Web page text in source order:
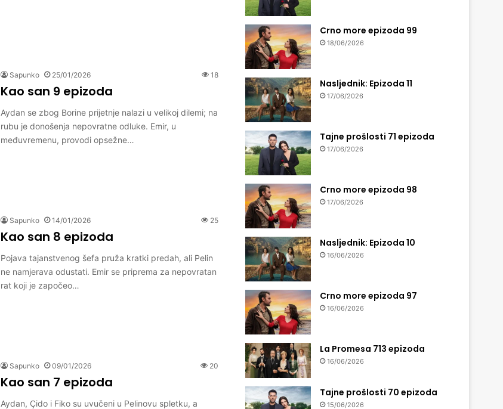
Sapunko 25/01/2026 18
Kao san 9 epizoda
Aydan se zbog Borine prijetnje nalazi u velikoj dilemi; na
rubu je donošenja nepovratne odluke. Emir, u
međuvremenu, provodi opsežne…
Sapunko 14/01/2026 25
Kao san 8 epizoda
Pojava tajanstvenog šefa pruža kratki predah, ali Pelin
ne namjerava odustati. Emir se priprema za nepovratan
rat koji je započeo…
Sapunko 09/01/2026 20
Kao san 7 epizoda
Aydan, Çido i Fiko su uvučeni u Pelinovu spletku, a
Crno more epizoda 99
18/06/2026
Nasljednik: Epizoda 11
17/06/2026
Tajne prošlosti 71 epizoda
17/06/2026
Crno more epizoda 98
17/06/2026
Nasljednik: Epizoda 10
16/06/2026
Crno more epizoda 97
16/06/2026
La Promesa 713 epizoda
16/06/2026
Tajne prošlosti 70 epizoda
15/06/2026